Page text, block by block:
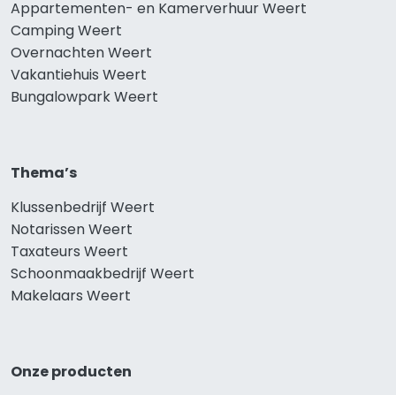
Appartementen- en Kamerverhuur Weert
Camping Weert
Overnachten Weert
Vakantiehuis Weert
Bungalowpark Weert
Thema’s
Klussenbedrijf Weert
Notarissen Weert
Taxateurs Weert
Schoonmaakbedrijf Weert
Makelaars Weert
Onze producten